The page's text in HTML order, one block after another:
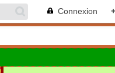
Connexion +